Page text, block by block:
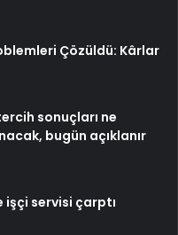
Çözüldü: Kârlar
sonuçları ne
bugün açıklanır
servisi çarptı